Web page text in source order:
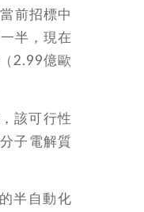
前招標中
半，現在
2.99億歐
該可行性
子電解質
半自動化